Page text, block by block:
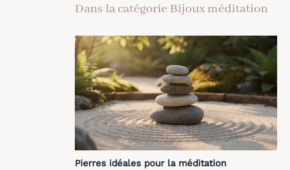
Dans la catégorie Bijoux méditation
Pierres idéales pour la méditation